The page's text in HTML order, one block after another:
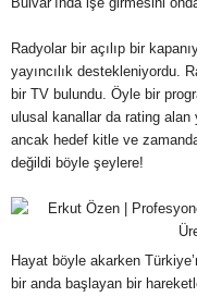
Radyolar bir açılıp bir
yayıncılık destekleniyordu.
bir TV bulundu. Öyle bir
ulusal kanallar da rating alan
ancak hedef kitle ve
değildi böyle şeylere!
Hayat böyle akarken
bir anda başlayan bir